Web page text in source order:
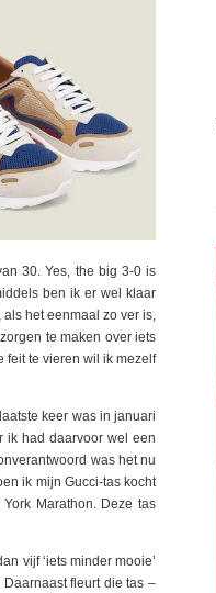
30. Yes, the big 3-0 is
ben ik er wel klaar
het eenmaal zo ver is,
te maken over iets
feit te vieren wil ik mezelf
keer was in januari
ik had daarvoor wel een
was het nu
ik mijn Gucci-tas kocht
Marathon. Deze tas
vijf ‘iets minder mooie’
fleurt die tas –